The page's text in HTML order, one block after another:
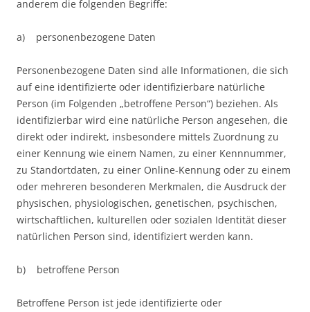
anderem die folgenden Begriffe:
a) personenbezogene Daten
Personenbezogene Daten sind alle Informationen, die sich
auf eine identifizierte oder identifizierbare natürliche
Person (im Folgenden „betroffene Person“) beziehen. Als
identifizierbar wird eine natürliche Person angesehen, die
direkt oder indirekt, insbesondere mittels Zuordnung zu
einer Kennung wie einem Namen, zu einer Kennnummer,
zu Standortdaten, zu einer Online-Kennung oder zu einem
oder mehreren besonderen Merkmalen, die Ausdruck der
physischen, physiologischen, genetischen, psychischen,
wirtschaftlichen, kulturellen oder sozialen Identität dieser
natürlichen Person sind, identifiziert werden kann.
b) betroffene Person
Betroffene Person ist jede identifizierte oder